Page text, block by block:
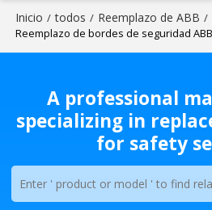
Inicio / todos / Reemplazo de ABB /
Reemplazo de bordes de seguridad ABB
A professional
specializing in
for safety